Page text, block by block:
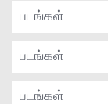
படங்கள்
படங்கள்
படங்கள்